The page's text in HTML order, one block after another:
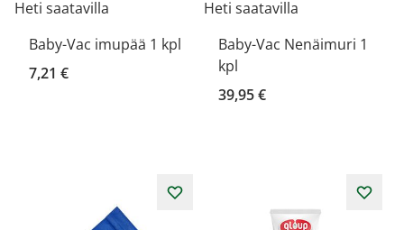
Heti saatavilla
Baby-Vac imupää 1 kpl
7,21 €
Heti saatavilla
Baby-Vac Nenäimuri 1
kpl
39,95 €